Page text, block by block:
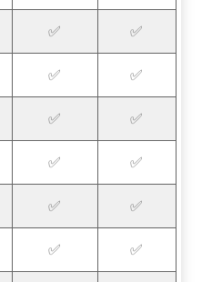
✅ ✅
✅ ✅
✅ ✅
✅ ✅
✅ ✅
✅ ✅